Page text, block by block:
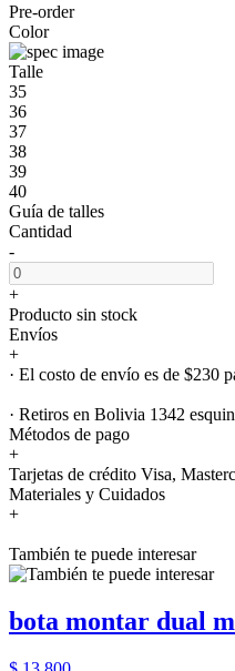
Pre-order
Color
Talle
35
36
37
38
39
40
Guía de talles
Cantidad
-
+
Producto sin stock
Envíos
+
· El costo de envío es de $230
· Retiros en Bolivia 1342
Métodos de pago
+
Tarjetas de crédito Visa,
Materiales y Cuidados
+
También te puede interesar
bota montar dual